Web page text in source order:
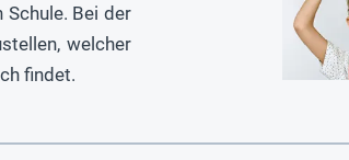
Bei der
welcher
findet.